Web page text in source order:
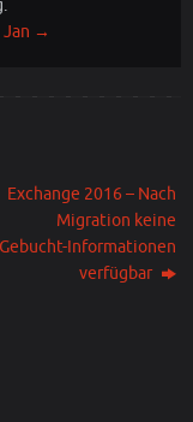
→
Exchange 2016 – Nach
Migration keine
Informationen
verfügbar